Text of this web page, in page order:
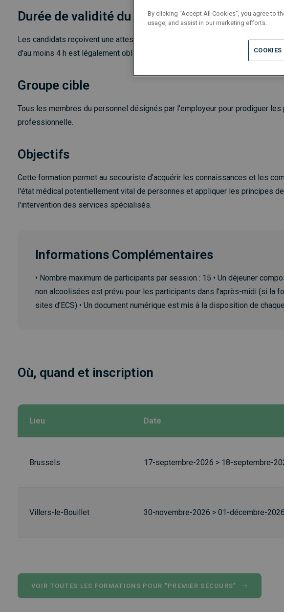
Durée de validité du certificat
Les candidats reçoivent une attestation officielle de la formation Secouriste
d'au moins 4 h est légalement obligatoire.
Groupe cible
Tous les membres du personnel désignés par l'employeur pour prodiguer
professionnelle.
Objectifs
Cette formation permet au secouriste d'acquérir les connaissances et les
l'état médical potentiellement vital de personnes et appliquer les principes
l'intervention des services spécialisés.
Informations Complémentaires
• Nombre maximum de participants par session : 15 • Un déjeuner
non alcoolisées est prévu pour les participants dans l'après-midi (si la
sites d'ECS) • Un document numérique est mis à la disposition de
Où, quand et inscription
Lieu Date
Brussels 17-septembre-2026 > 18-septembre-
Villers-le-Bouillet 30-novembre-2026 > 01-décembre-2026
VOIR TOUTES LES FORMATIONS POUR "PREMIER SECOURS"
By clicking “Accept All Cookies”, you agree to
usage, and assist in our marketing efforts.